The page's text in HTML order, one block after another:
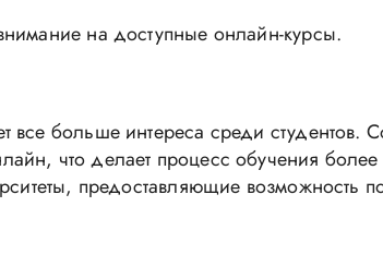
на доступные онлайн-курсы.
все больше интереса среди студентов.
что делает процесс обучения
предоставляющие возможность